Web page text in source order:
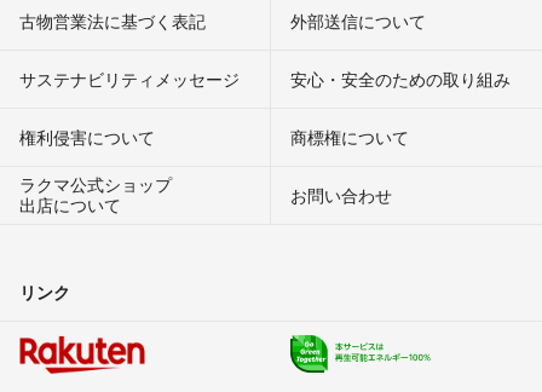
古物営業法に基づく表記 外部送信について
サステナビリティメッセージ 安心・安全のための取り組み
権利侵害について
商標権について
ラクマ公式ショップ
出店について
お問い合わせ
リンク